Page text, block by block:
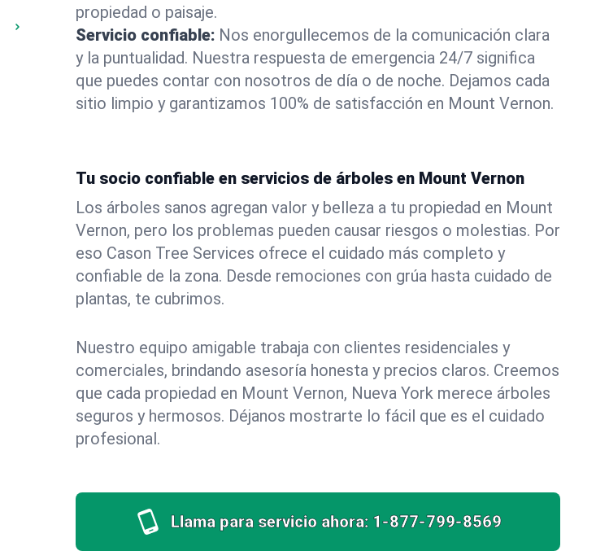
propiedad o paisaje.
Servicio confiable: Nos enorgullecemos de la comunicación clara
y la puntualidad. Nuestra respuesta de emergencia 24/7 significa
que puedes contar con nosotros de día o de noche. Dejamos cada
sitio limpio y garantizamos 100% de satisfacción en Mount Vernon.
Tu socio confiable en servicios de árboles en Mount Vernon
Los árboles sanos agregan valor y belleza a tu propiedad en Mount
Vernon, pero los problemas pueden causar riesgos o molestias. Por
eso Cason Tree Services ofrece el cuidado más completo y
confiable de la zona. Desde remociones con grúa hasta cuidado de
plantas, te cubrimos.
Nuestro equipo amigable trabaja con clientes residenciales y
comerciales, brindando asesoría honesta y precios claros. Creemos
que cada propiedad en Mount Vernon, Nueva York merece árboles
seguros y hermosos. Déjanos mostrarte lo fácil que es el cuidado
profesional.
Llama para servicio ahora: 1-877-799-8569